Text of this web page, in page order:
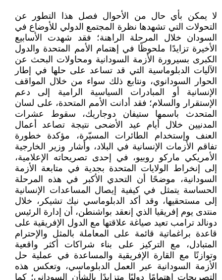
لا يمكن بأي حال من الأحوال فصل هذا التطور عن
التحولات التي تشهدها نظرة المجتمع الدولي للأوضاع في
السودان خلال المرحلة الراهنة؛ فقد شهدت الأسابيع
الأخيرة تزايدًا ملحوظًا في إهتمام الأمم المتحدة والدول
الكبرى بسيرورة الأزمة السودانية ومحاولات البحث عن
الآليات الدبلوماسية التي قد تساعد على حلها في إطار
الحوار السودانوي، ونتابع ذلك سواء من خلال المواقف
الإنسانية أو المبادرات السياسية الرامية إلى دعم
الإستقرار والسلام؛ فقد أدانت الأمم المتحدة، على لسان
المتحدث باسمها ستيفان دوجاريك، سقوط عشرات
المدنيين خلال أيام عيد الأضحى نتيجة تصاعد أعمال
العنف وإستخدام الطائرات المسيّرة، مؤكدة خطورة
تفاقم الأزمات الإنسانية في البلاد، وأشار وزير الخارجية
الأمريكي ماركو روبيو، في إحدى تصريحاته الإعلامية،
إلى إنخراط الولايات المتحدة بجدية في متابعة الأزمة
السودانية، موضحًا أن التحدي الأكبر في هذه المرحلة
الحساسة يتمثل في كيفية إيصال المساعدات الإنسانية
إلى مستحقيها، وقد أكد الدبلوماسي نيك تشيكر، خلال
منتدى يوم إفريقيا الذي إنعقد بواشنطن، أن إدارة الرئيس
دونالد ترامب تعيد صياغة علاقتها مع الدول الإفريقية على
قاعدة براغماتية قائمة على المعاملة بالمثل والإحترام
المتبادل، مع التركيز على بناء شراكات أكثر واقعية
وتوازنًا مع القارة الإفريقية والمساعدة في عملية حل
الأزمة السودانية عبر العمل الدبلوماسي، وتعكس هذه
التصريحات إهتمامًا دوليًا متزايدًا بالشأن السوداني؛ كما